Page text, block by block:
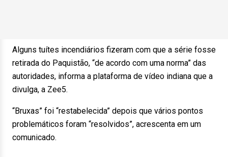
Alguns tuítes incendiários fizeram com que a série fosse
retirada do Paquistão, “de acordo com uma norma” das
autoridades, informa a plataforma de vídeo indiana que a
divulga, a Zee5.
“Bruxas” foi “restabelecida” depois que vários pontos
problemáticos foram “resolvidos”, acrescenta em um
comunicado.